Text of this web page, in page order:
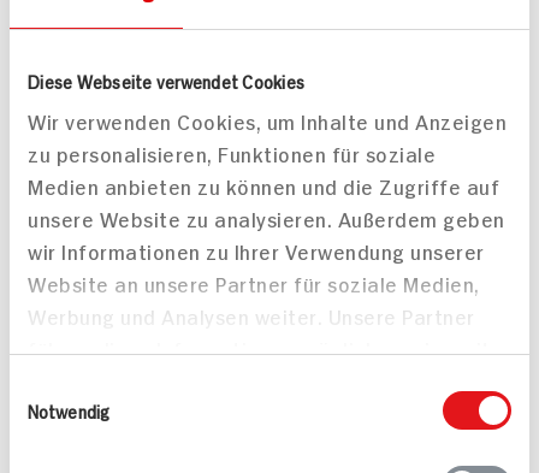
Diese Webseite verwendet Cookies
Wir verwenden Cookies, um Inhalte und Anzeigen
zu personalisieren, Funktionen für soziale
Medien anbieten zu können und die Zugriffe auf
unsere Website zu analysieren. Außerdem geben
wir Informationen zu Ihrer Verwendung unserer
Website an unsere Partner für soziale Medien,
Werbung und Analysen weiter. Unsere Partner
führen diese Informationen möglicherweise mit
bereitgestellt haben oder die sie im Rahmen
Notwendig
mit Rucola-Oliven-
25 min
593 kcal p. Portion
Leicht
Vegetarisch
für 2 Personen
90 min
1.162 kcal p. Portion
Schwer